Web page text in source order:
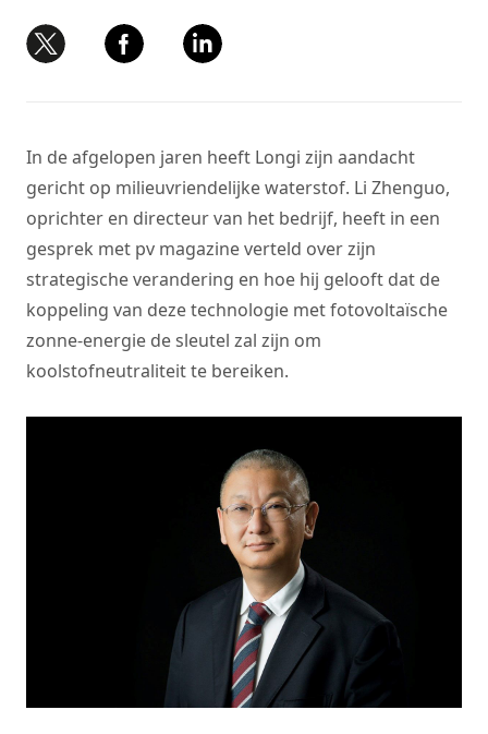
In de afgelopen jaren heeft Longi zijn aandacht
gericht op milieuvriendelijke waterstof. Li Zhenguo,
oprichter en directeur van het bedrijf, heeft in een
gesprek met pv magazine verteld over zijn
strategische verandering en hoe hij gelooft dat de
koppeling van deze technologie met fotovoltaïsche
zonne-energie de sleutel zal zijn om
koolstofneutraliteit te bereiken.